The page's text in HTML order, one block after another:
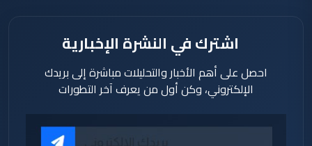
اشترك في النشرة الإخبارية
احصل على أهم الأخبار والتحليلات مباشرة إلى بريدك
الإلكتروني، وكن أول من يعرف آخر التطورات